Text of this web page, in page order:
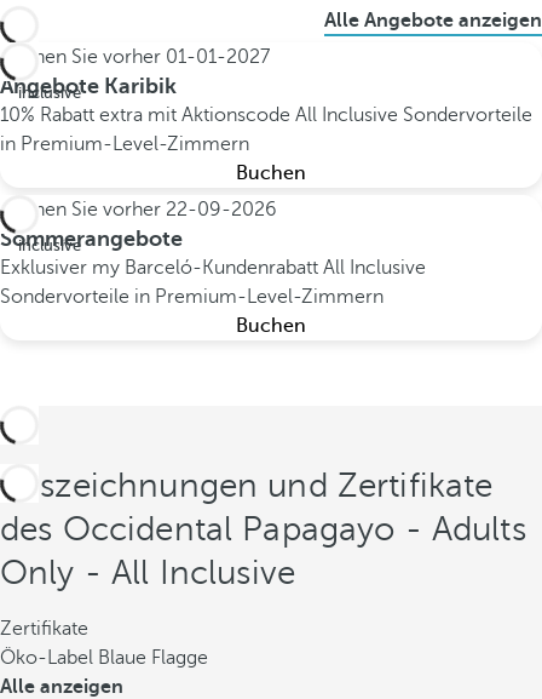
Alle Angebote anzeigen
inclusive
Buchen Sie vorher 01-01-2027
Angebote Karibik
10% Rabatt extra mit Aktionscode All Inclusive Sondervorteile
in Premium-Level-Zimmern
Buchen
inclusive
Buchen Sie vorher 22-09-2026
Sommerangebote
Exklusiver my Barceló-Kundenrabatt All Inclusive
Sondervorteile in Premium-Level-Zimmern
Buchen
Auszeichnungen und Zertifikate
des Occidental Papagayo - Adults
Only - All Inclusive
Zertifikate
Öko-Label Blaue Flagge
Alle anzeigen